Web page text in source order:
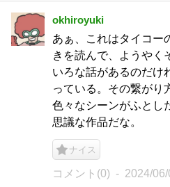
okhiroyuki
あぁ、これはタイコー
きを読んで、ようやく
いろな話があるのだけ
っている。その繋がり
色々なシーンがふとし
思議な作品だな。
ナイス
コメント(0) 2024/06/